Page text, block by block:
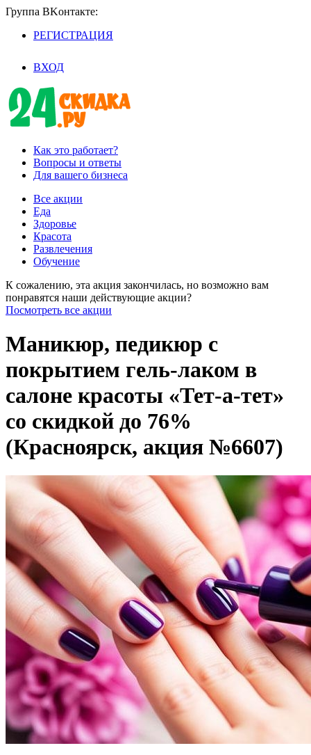
Группа BKoнтaктe:
РЕГИСТРАЦИЯ
ВХОД
Как это работает?
Вопросы и ответы
Для вашего бизнеса
Все акции
Еда
Здоровье
Красота
Развлечения
Обучение
К сожалению, эта акция закончилась, но возможно вам
понравятся наши действующие акции?
Посмотреть все акции
Маникюр, педикюр с
покрытием гель-лаком в
салоне красоты «Тет-а-тет»
со скидкой до 76%
(Красноярск, акция №6607)